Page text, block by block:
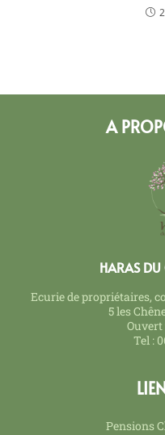
A
HARAS DU
Ecurie de propriétaires,
5 les
Tel :
Pensions